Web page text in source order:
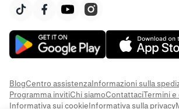
BlogCentro assistenzaInformazioni sulla
Programma invitiChi siamoContattaciTermini
Informativa sui cookieInformativa sulla privacy